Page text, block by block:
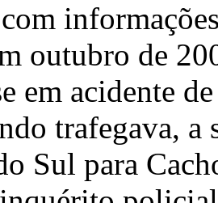
outubro de
em acidente
trafegava, a
Sul para